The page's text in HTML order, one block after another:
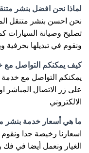
لماذا نحن افضل بنشر
نحن احسن بنشر متنقل
تصليح وصيانة السيارات
ونقوم في تبديلها
كيف يمكنكم التواصل مع
يمكنكم التواصل مع
على زر الاتصال المباشر
الالكتروني
ما هي أسعار خدمة بنشر
اسعارنا رخيصة جدا
الغيار ونعمل أيضا في